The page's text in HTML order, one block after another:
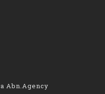
Abn.Agency